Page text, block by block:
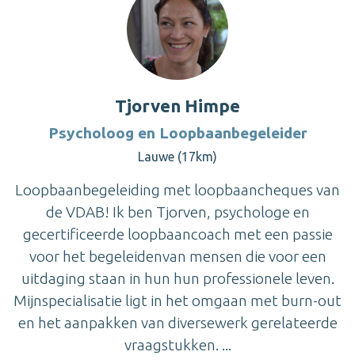
Tjorven Himpe
Psycholoog en Loopbaanbegeleider
Lauwe (17km)
Loopbaanbegeleiding met loopbaancheques van
de VDAB! Ik ben Tjorven, psychologe en
gecertificeerde loopbaancoach met een passie
voor het begeleidenvan mensen die voor een
uitdaging staan in hun hun professionele leven.
Mijnspecialisatie ligt in het omgaan met burn-out
en het aanpakken van diversewerk gerelateerde
vraagstukken. ...